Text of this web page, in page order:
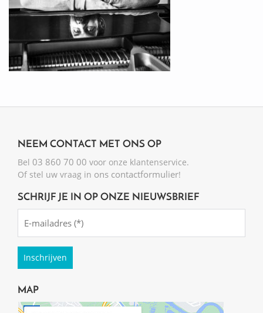
NEEM CONTACT MET ONS OP
Bel 03 860 70 00 voor onze klantenservice.
Of stel uw vraag in ons contactformulier!
SCHRIJF JE IN OP ONZE NIEUWSBRIEF
(Required)
MAP